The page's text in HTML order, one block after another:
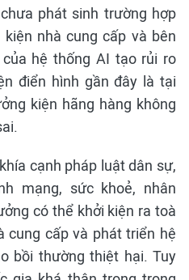
phát sinh trường hợp
nhà cung cấp và bên
hệ thống AI tạo rủi ro
điển hình gần đây là tại
kiện hãng hàng không
cạnh pháp luật dân sự,
mạng, sức khoẻ, nhân
có thể khởi kiện ra toà
cung cấp và phát triển hệ
bồi thường thiệt hại. Tuy